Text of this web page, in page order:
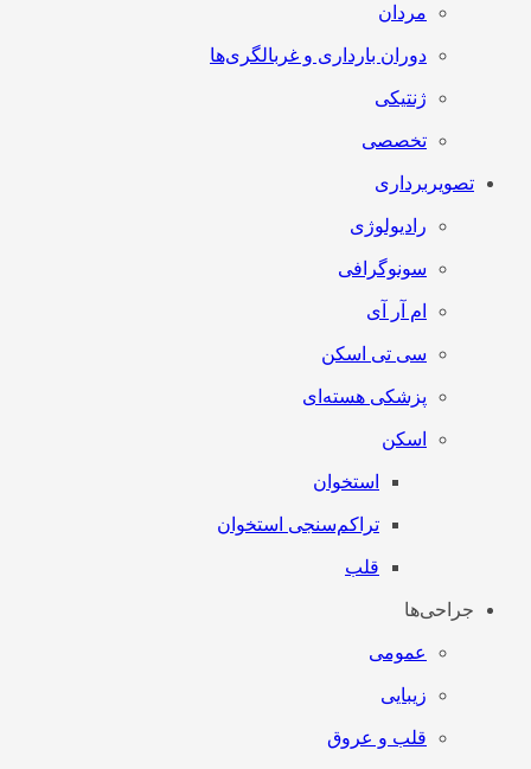
مردان
دوران بارداری و غربالگری‌ها
ژنتیکی
تخصصی
تصویربرداری
رادیولوژی
سونوگرافی
ام آر آی
سی تی اسکن
پزشکی هسته‌ای
اسکن
استخوان
تراکم‌سنجی استخوان
قلب
جراحی‌ها
عمومی
زیبایی
قلب و عروق